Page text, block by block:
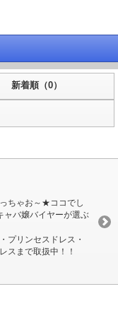
新着順（0）
ちゃお～★ココでし
ャバ嬢バイヤーが選ぶ
プリンセスドレス・
スまで取扱中！！